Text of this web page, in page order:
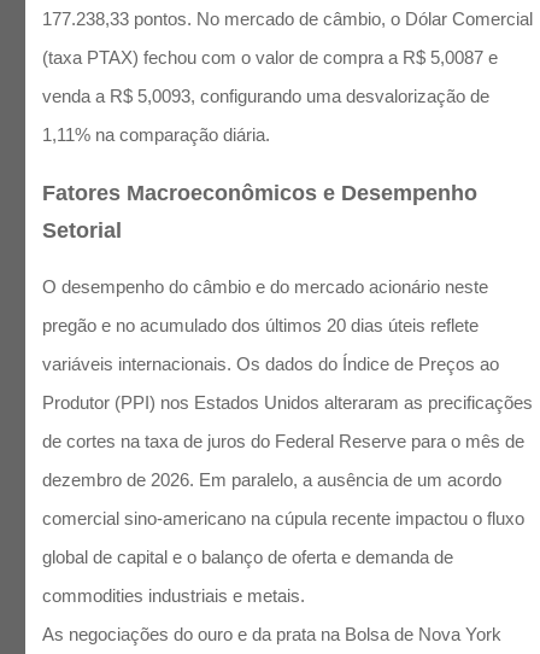
177.238,33 pontos. No mercado de câmbio, o Dólar Comercial
(taxa PTAX) fechou com o valor de compra a R$ 5,0087 e
venda a R$ 5,0093, configurando uma desvalorização de
1,11% na comparação diária.
Fatores Macroeconômicos e Desempenho
Setorial
O desempenho do câmbio e do mercado acionário neste
pregão e no acumulado dos últimos 20 dias úteis reflete
variáveis internacionais. Os dados do Índice de Preços ao
Produtor (PPI) nos Estados Unidos alteraram as precificações
de cortes na taxa de juros do Federal Reserve para o mês de
dezembro de 2026. Em paralelo, a ausência de um acordo
comercial sino-americano na cúpula recente impactou o fluxo
global de capital e o balanço de oferta e demanda de
commodities industriais e metais.
As negociações do ouro e da prata na Bolsa de Nova York